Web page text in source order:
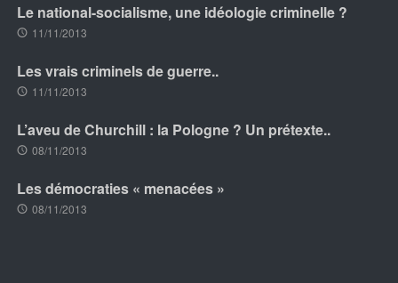
Le national-socialisme, une idéologie criminelle ?
11/11/2013
Les vrais criminels de guerre..
11/11/2013
L’aveu de Churchill : la Pologne ? Un prétexte..
08/11/2013
Les démocraties « menacées »
08/11/2013